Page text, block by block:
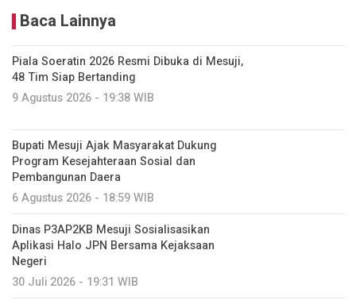
Baca Lainnya
Piala Soeratin 2026 Resmi Dibuka di Mesuji,
48 Tim Siap Bertanding
9 Agustus 2026 - 19:38 WIB
Bupati Mesuji Ajak Masyarakat Dukung
Program Kesejahteraan Sosial dan
Pembangunan Daera
6 Agustus 2026 - 18:59 WIB
Dinas P3AP2KB Mesuji Sosialisasikan
Aplikasi Halo JPN Bersama Kejaksaan
Negeri
30 Juli 2026 - 19:31 WIB